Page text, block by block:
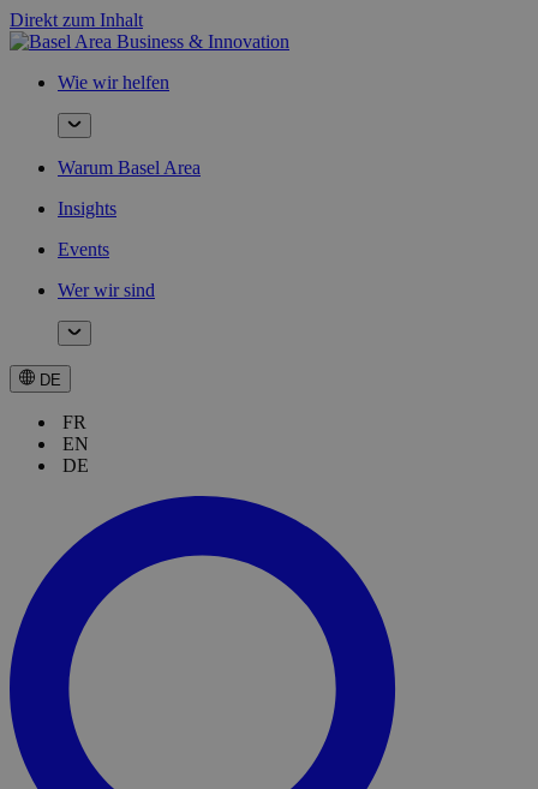
Direkt zum Inhalt
Wie wir helfen
Warum Basel Area
Insights
Events
Wer wir sind
DE
FR
EN
DE